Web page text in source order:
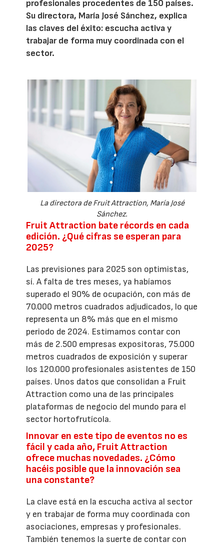
profesionales procedentes de 150 países.
Su directora, María José Sánchez, explica
las claves del éxito: escucha activa y
trabajar de forma muy coordinada con el
sector.
La directora de Fruit Attraction, María José
Sánchez.
Fruit Attraction bate récords en cada
edición. ¿Qué cifras se esperan para
2025?
Las previsiones para 2025 son optimistas,
sí. A falta de tres meses, ya habíamos
superado el 90% de ocupación, con más de
70.000 metros cuadrados adjudicados, lo que
representa un 8% más que en el mismo
periodo de 2024. Estimamos contar con
más de 2.500 empresas expositoras, 75.000
metros cuadrados de exposición y superar
los 120.000 profesionales asistentes de 150
países. Unos datos que consolidan a Fruit
Attraction como una de las principales
plataformas de negocio del mundo para el
sector hortofrutícola.
Innovar en este tipo de eventos no es
fácil y cada año, Fruit Attraction
ofrece muchas novedades. ¿Cómo
hacéis posible que la innovación sea
una constante?
La clave está en la escucha activa al sector
y en trabajar de forma muy coordinada con
asociaciones, empresas y profesionales.
También tenemos la suerte de contar con